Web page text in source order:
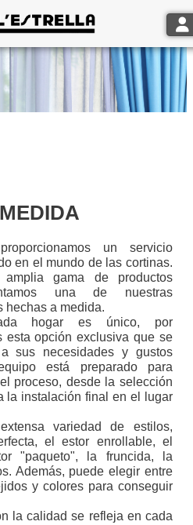
un servicio
en el mundo de las cortinas.
gama de productos
una de nuestras
hechas a medida.
hogar es único, por
esta opción exclusiva que se
sus necesidades y gustos
está preparado para
proceso, desde la selección
la instalación final en el lugar
variedad de estilos,
el estor enrollable, el
"paqueto", la fruncida, la
Además, puede elegir entre
y colores para conseguir
la calidad se refleja en cada